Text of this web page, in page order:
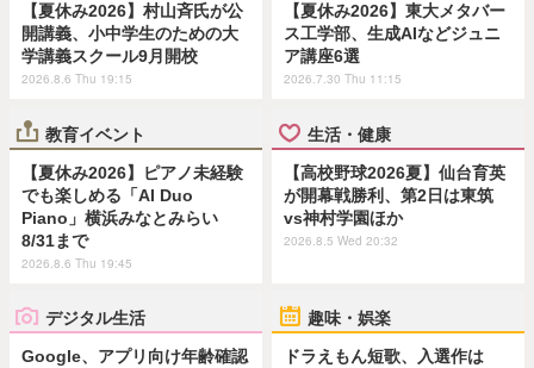
【夏休み2026】村山斉氏が公
開講義、小中学生のための大
学講義スクール9月開校
2026.8.6 Thu 19:15
【夏休み2026】東大メタバー
ス工学部、生成AIなどジュニ
ア講座6選
2026.7.30 Thu 11:15
教育イベント
【夏休み2026】ピアノ未経験
でも楽しめる「AI Duo
Piano」横浜みなとみらい
8/31まで
2026.8.6 Thu 19:45
生活・健康
【高校野球2026夏】仙台育英
が開幕戦勝利、第2日は東筑
vs神村学園ほか
2026.8.5 Wed 20:32
デジタル生活
Google、アプリ向け年齢確認
趣味・娯楽
ドラえもん短歌、入選作は